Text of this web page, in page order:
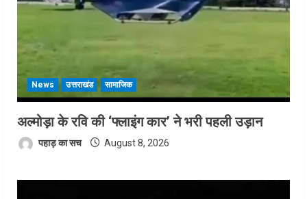
News उत्तराखंड सामाजिक
अल्मोड़ा के रवि की ‘फ्लाइंग कार’ ने भरी पहली उड़ान
पहाड़ का सच August 8, 2026